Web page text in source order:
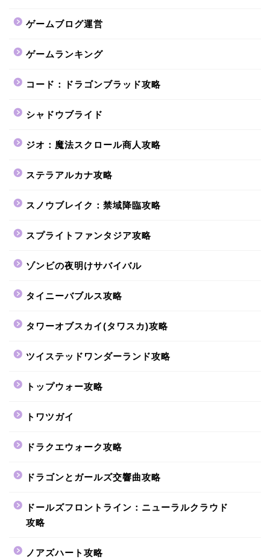
ゲームブログ運営
ゲームランキング
コード：ドラゴンブラッド攻略
シャドウブライド
ジオ：魔法スクロール商人攻略
ステラアルカナ攻略
スノウブレイク：禁域降臨攻略
スプライトファンタジア攻略
ゾンビの夜明けサバイバル
タイニーバブルス攻略
タワーオブスカイ(タワスカ)攻略
ツイステッドワンダーランド攻略
トップウォー攻略
トワツガイ
ドラクエウォーク攻略
ドラゴンとガールズ交響曲攻略
ドールズフロントライン：ニューラルクラウド
攻略
ノアズハート攻略